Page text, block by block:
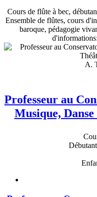
Cours de flûte à bec,
Ensemble de flûtes, cours
baroque, pédagogie
A.
Professeur au
Musique,